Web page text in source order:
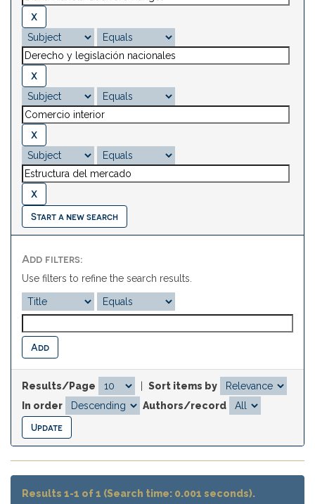
Start a new search
Add filters:
Use filters to refine the search results.
Results/Page
Sort items by
In order
Authors/record
Results 1-1 of 1 (Search time: 0.001 seconds).